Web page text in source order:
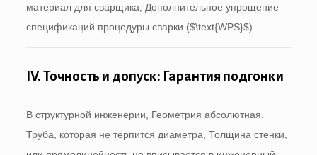
материал для сварщика, Дополнительное упрощение
спецификаций процедуры сварки ($\text{WPS}$).
IV. Точность и допуск: Гарантия подгонки
В структурной инженерии, Геометрия абсолютная.
Труба, которая не терпится диаметра, Толщина стенки,